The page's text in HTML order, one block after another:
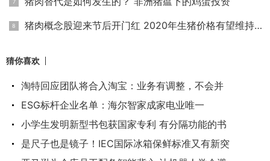
猪肉概念股迎来节后开门红 2020年生猪价格有望维持高位
猜你喜欢
淘特回应团队将合入淘宝：业务有调整，不会并
ESG标杆企业名单：海尔智家成家电业唯一
小学生发明新型书包获国家专利 有分隔功能的书
是尺子也是镜子！IEC国际冰箱保鲜标准又有新突